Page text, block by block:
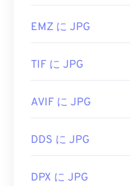
EMZ に JPG
TIF に JPG
AVIF に JPG
DDS に JPG
DPX に JPG